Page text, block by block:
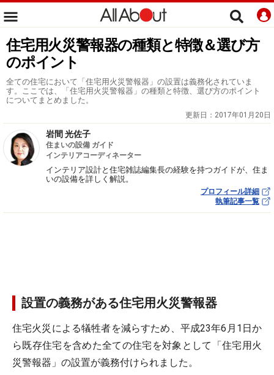
住宅用火災警報器の種類と特徴＆選び方
のポイント
全ての住宅において「住宅用火災警報器」の設置は義務化されていま
す。ここでは、「住宅用火災警報器」の種類と特徴、選び方のポイント
についてまとめました。
更新日： 2017年01月20日
岩間 光佐子
住まいの設備 ガイド
インテリアコーディネーター
インテリア設計と住宅雑誌編集長の経験を持つガイドが、住ま
いの設備を詳しく解説。
プロフィール詳細
執筆記事一覧
設置の義務がある住宅用火災警報器
住宅火災による犠牲者を減らすため、平成23年6月1日か
ら既存住宅を含めた全ての住宅を対象として「住宅用火
災警報器」の設置が義務付けられました。